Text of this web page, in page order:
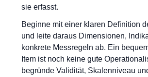
sie erfasst.
Beginne mit einer klaren Definition
und leite daraus Dimensionen,
konkrete Messregeln ab. Ein
Item ist noch keine gute
begründe Validität, Skalenniveau